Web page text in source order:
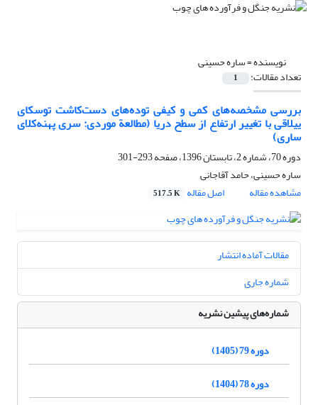
نویسنده =ساره حسینی
تعداد مقالات: 1
بررسی مشخصه‌های کمی و کیفی توده‌های دست‌کاشت توسکای
ییلاقی با تغییر ارتفاع از سطح دریا (مطالعة موردی: سری پهنه‌کلای
ساری)
دوره 70، شماره 2، تابستان 1396، صفحه
293-301
ساره حسینی، حامد آقاجانی
مشاهده مقاله
اصل مقاله 517.5 K
مقالات آماده انتشار
شماره جاری
شماره‌های پیشین نشریه
دوره 79 (1405)
دوره 78 (1404)